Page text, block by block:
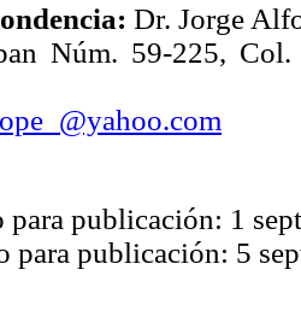
Dr. Jorge
Núm. 59-225,
para publicación: 1
para publicación: 5